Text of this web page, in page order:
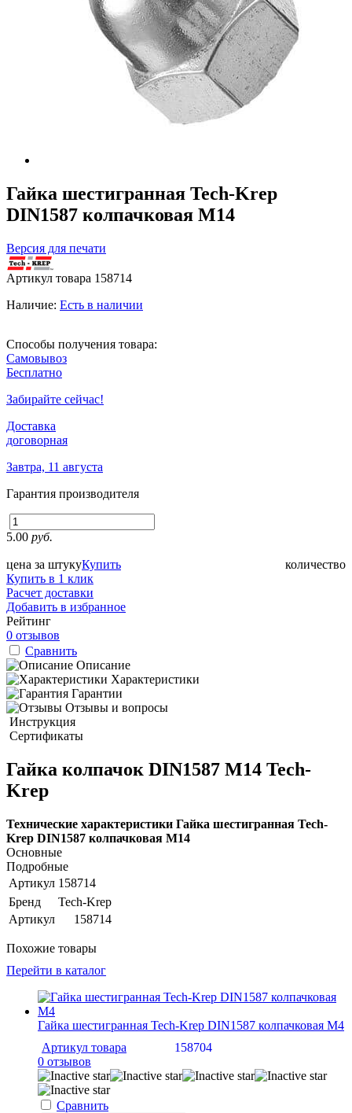
Гайка шестигранная Tech-Krep
DIN1587 колпачковая М14
Версия для печати
Артикул товара 158714
Наличие: Есть в наличии
Способы получения товара:
Самовывоз
Бесплатно
Забирайте сейчас!
Доставка
договорная
Завтра, 11 августа
Гарантия производителя
5.00 руб.
цена за штуку количество
Купить
Купить в 1 клик
Расчет доставки
Добавить в избранное
Рейтинг
0 отзывов
Сравнить
Описание
Характеристики
Гарантии
Отзывы и вопросы
Инструкция
Сертификаты
Гайка колпачок DIN1587 М14 Tech-
Krep
Технические характеристики Гайка шестигранная Tech-
Krep DIN1587 колпачковая М14
Основные
Подробные
Артикул 158714
Бренд
Tech-Krep
Артикул
158714
Похожие товары
Перейти в каталог
Гайка шестигранная Tech-Krep DIN1587 колпачковая М4
Артикул товара
158704
0 отзывов
Сравнить